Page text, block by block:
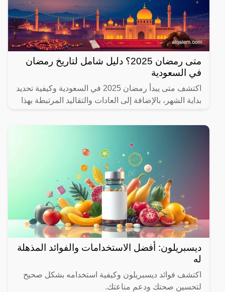
متى رمضان 2025؟ دليل شامل لتاريخ رمضان
في السعودية
اكتشف متى يبدأ رمضان 2025 في السعودية وكيفية تحديد
بداية الشهر، بالإضافة إلى العادات والتقاليد المرتبطة بهذا
ديسبريلون: أفضل الاستخدامات والفوائد المذهلة
له
اكتشف فوائد ديسبريلون وكيفية استخدامه بشكل صحيح
لتحسين صحتك ودعم مناعتك.